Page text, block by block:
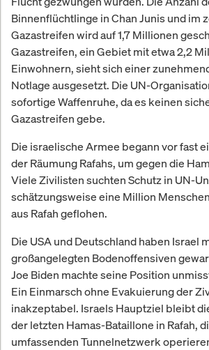
Binnenflüchtlinge in Chan Junis und im
Gazastreifen wird auf 1,7 Millionen
Gazastreifen, ein Gebiet mit etwa 2,2
Einwohnern, sieht sich einer
Notlage ausgesetzt. Die UN-
sofortige Waffenruhe, da es keinen
Gazastreifen gebe.
Die israelische Armee begann vor fast
der Räumung Rafahs, um gegen die
Viele Zivilisten suchten Schutz in UN-
schätzungsweise eine Million
aus Rafah geflohen.
Die USA und Deutschland haben Israel
großangelegten Bodenoffensiven
Joe Biden machte seine Position
Ein Einmarsch ohne Evakuierung der
inakzeptabel. Israels Hauptziel bleibt
der letzten Hamas-Bataillone in Rafah,
umfassenden Tunnelnetzwerk